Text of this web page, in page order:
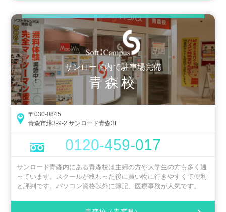
サンロード内で駐車場完備
青森校
〒030-0845
青森市緑3-9-2 サンロード青森3F
0120-459-017
サンロード青森内にある青森校は主婦の方や大学生の方も多く通
っています。スクールが終わった後に買い物に行きやすくて便利
と評判です。パソコン資格以外に簿記、医療事務が人気です。